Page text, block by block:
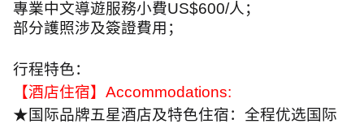
專業中文導遊服務小費US$600/人；
部分護照涉及簽證費用；
行程特色：
【酒店住宿】 Accommodations:
★国际品牌五星酒店及特色住宿：全程优选国际